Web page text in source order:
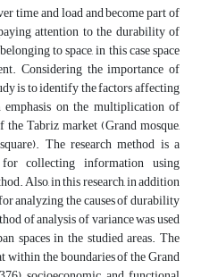
time and load and become part of
attention to the durability of
to space, in this case space
Considering the importance of
is to identify the factors affecting
on the multiplication of
Tabriz market (Grand mosque,
The research method is a
collecting information using
Also, in this research, in addition
analyzing the causes of durability
of analysis of variance was used
spaces in the studied areas. The
within the boundaries of the Grand